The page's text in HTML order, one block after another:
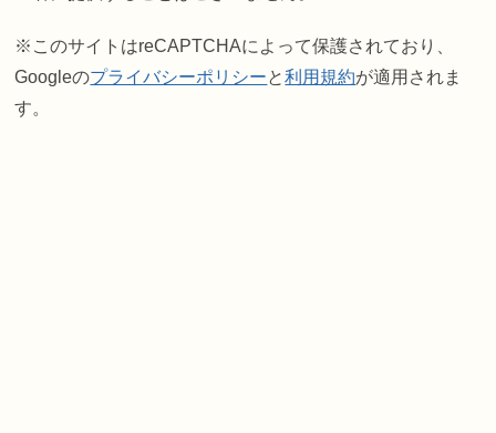
※このサイトはreCAPTCHAによって保護されており、
Googleのプライバシーポリシーと利用規約が適用されま
す。